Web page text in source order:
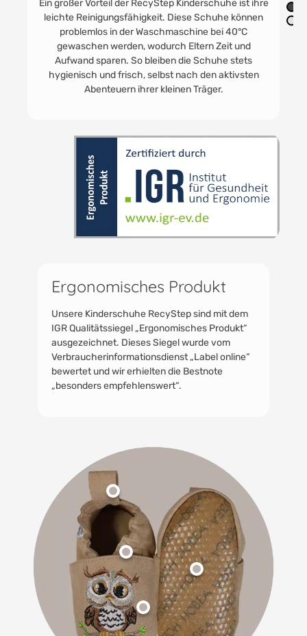
Die RecyStep Kinderschuhe zeichnen sich
ihre Robustheit und Strapazierfähigkeit aus, was
ideal für den alltäglichen Gebrauch im
macht. Dank ihrer langlebigen Konstruktion sind
eine nachhaltige und kosteneffiziente Wahl für
Ergonomisches Produkt
Unsere Kinderschuhe RecyStep sind mit dem
IGR Qualitätssiegel „Ergonomisches Produkt“
ausgezeichnet. Dieses Siegel wurde vom
Verbraucherinformationsdienst „Label online“
bewertet und wir erhielten die Bestnote
„besonders empfehlenswert“.